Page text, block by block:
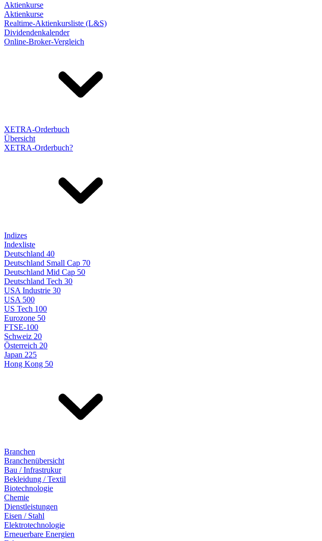
Aktienkurse
Aktienkurse
Realtime-Aktienkursliste (L&S)
Dividendenkalender
Online-Broker-Vergleich
XETRA-Orderbuch
Übersicht
XETRA-Orderbuch?
Indizes
Indexliste
Deutschland 40
Deutschland Small Cap 70
Deutschland Mid Cap 50
Deutschland Tech 30
USA Industrie 30
USA 500
US Tech 100
Eurozone 50
FTSE-100
Schweiz 20
Österreich 20
Japan 225
Hong Kong 50
Branchen
Branchenübersicht
Bau / Infrastrukur
Bekleidung / Textil
Biotechnologie
Chemie
Dienstleistungen
Eisen / Stahl
Elektrotechnologie
Erneuerbare Energien